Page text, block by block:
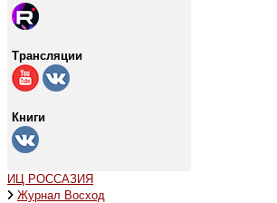
Трансляции
Книги
ИЦ РОССАЗИЯ
Журнал Восход